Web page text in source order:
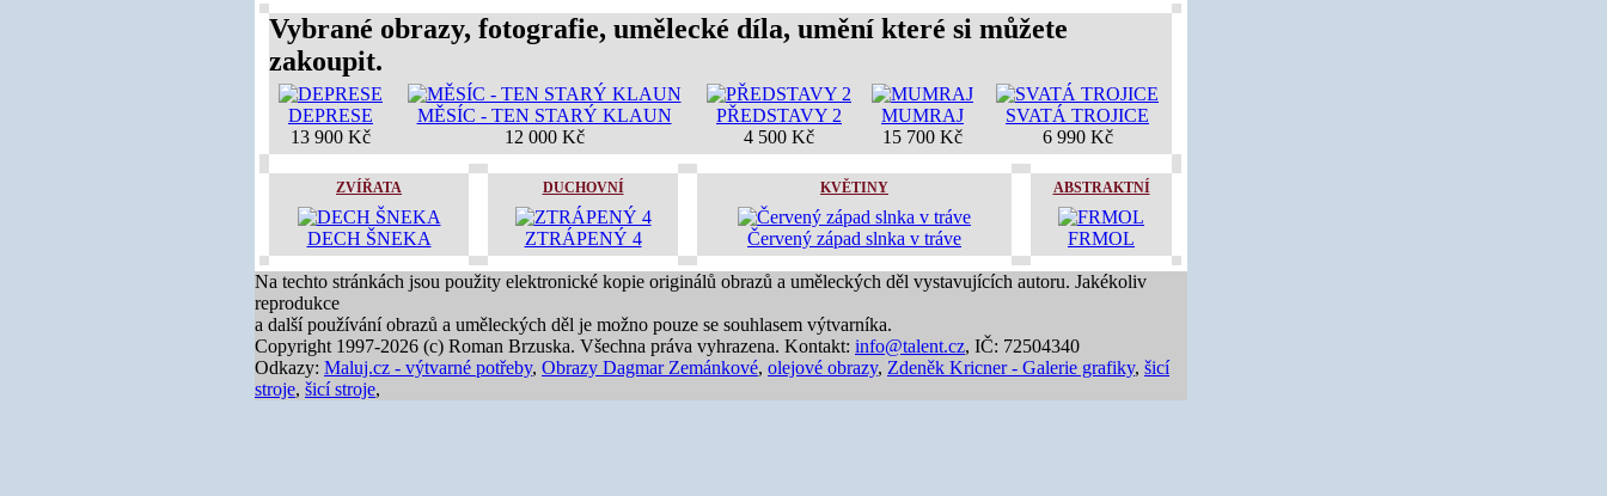
Vybrané obrazy, fotografie, umělecké díla, umění které si můžete
zakoupit.
DEPRESE
13 900 Kč
MĚSÍC - TEN STARÝ KLAUN
12 000 Kč
PŘEDSTAVY 2
4 500 Kč
MUMRAJ
15 700 Kč
SVATÁ TROJICE
6 990 Kč
ZVÍŘATA
DECH ŠNEKA
DUCHOVNÍ
ZTRÁPENÝ 4
KVĚTINY
Červený západ slnka v tráve
ABSTRAKTNÍ
FRMOL
Na techto stránkách jsou použity elektronické kopie originálů obrazů a uměleckých děl vystavujících autoru. Jakékoliv
reprodukce
a další používání obrazů a uměleckých děl je možno pouze se souhlasem výtvarníka.
Copyright 1997-2026 (c) Roman Brzuska. Všechna práva vyhrazena. Kontakt: info@talent.cz, IČ: 72504340
Odkazy: Maluj.cz - výtvarné potřeby, Obrazy Dagmar Zemánkové, olejové obrazy, Zdeněk Kricner - Galerie grafiky, šicí
stroje, šicí stroje,